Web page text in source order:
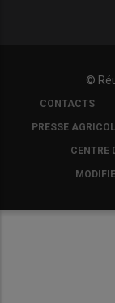
©
FOOTER
COPYRIGHT
CONTACTS
PRESSE
CENTRE